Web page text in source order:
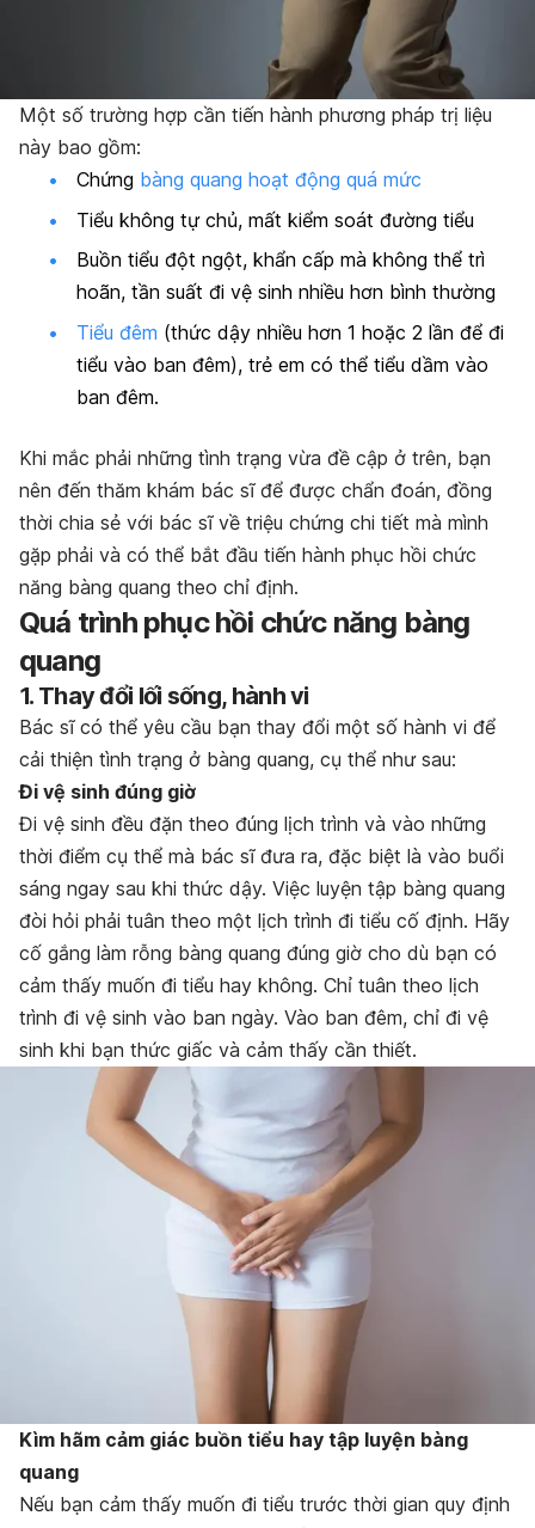
Một số trường hợp cần tiến hành phương pháp trị liệu
này bao gồm:
Chứng bàng quang hoạt động quá mức
Tiểu không tự chủ, mất kiểm soát đường tiểu
Buồn tiểu đột ngột, khẩn cấp mà không thể trì
hoãn, tần suất đi vệ sinh nhiều hơn bình thường
Tiểu đêm (thức dậy nhiều hơn 1 hoặc 2 lần để đi
tiểu vào ban đêm), trẻ em có thể tiểu dầm vào
ban đêm.
Khi mắc phải những tình trạng vừa đề cập ở trên, bạn
nên đến thăm khám bác sĩ để được chẩn đoán, đồng
thời chia sẻ với bác sĩ về triệu chứng chi tiết mà mình
gặp phải và có thể bắt đầu tiến hành phục hồi chức
năng bàng quang theo chỉ định.
Quá trình phục hồi chức năng bàng
quang
1. Thay đổi lối sống, hành vi
Bác sĩ có thể yêu cầu bạn thay đổi một số hành vi để
cải thiện tình trạng ở bàng quang, cụ thể như sau:
Đi vệ sinh đúng giờ
Đi vệ sinh đều đặn theo đúng lịch trình và vào những
thời điểm cụ thể mà bác sĩ đưa ra, đặc biệt là vào buổi
sáng ngay sau khi thức dậy. Việc luyện tập bàng quang
đòi hỏi phải tuân theo một lịch trình đi tiểu cố định. Hãy
cố gắng làm rỗng bàng quang đúng giờ cho dù bạn có
cảm thấy muốn đi tiểu hay không. Chỉ tuân theo lịch
trình đi vệ sinh vào ban ngày. Vào ban đêm, chỉ đi vệ
sinh khi bạn thức giấc và cảm thấy cần thiết.
Kìm hãm cảm giác buồn tiểu hay tập luyện bàng
quang
Nếu bạn cảm thấy muốn đi tiểu trước thời gian quy định